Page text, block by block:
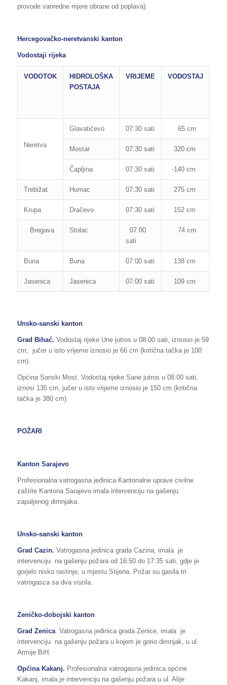
provode vanredne mjere obrane od poplava).
Hercegovačko-neretvanski kanton
Vodostaji rijeka
VODOTOK
HIDROLOŠKA
POSTAJA
VRIJEME VODOSTAJ
Neretva
Glavatičevo 07:30 sati 65 cm
Mostar 07:30 sati 320 cm
Čapljina 07:30 sati -140 cm
Trebižat Humac 07:30 sati 275 cm
Krupa Dračevo 07:30 sati 152 cm
Bregava Stolac
07:00
sati
74 cm
Buna Buna 07:00 sati 138 cm
Jasenica Jasenica 07:00 sati 109 cm
Unsko-sanski kanton
Grad Bihać. Vodostaj rijeke Une jutros u 08:00 sati, iznosio je 59
cm, jučer u isto vrijeme iznosio je 66 cm (kritična tačka je 100
cm).
Općina Sanski Most. Vodostaj rijeke Sane jutros u 08:00 sati,
iznosi 135 cm, jučer u isto vrijeme iznosio je 150 cm (kritična
tačka je 380 cm).
POŽARI
Kanton Sarajevo
Profesionalna vatrogasna jedinica Kantonalne uprave civilne
zaštite Kantona Sarajevo imala intervenciju na gašenju
zapaljenog dimnjaka.
Unsko-sanski kanton
Grad Cazin. Vatrogasna jedinica grada Cazina, imala je
intervenciju na gašenju požara od 16:50 do 17:35 sati, gdje je
gorjelo nisko rastinje, u mjestu Stijena. Požar su gasila tri
vatrogasca sa dva vozila.
Zeničko-dobojski kanton
Grad Zenica. Vatrogasna jedinica grada Zenice, imala je
intervenciju na gašenju požara u kojem je gorio dimnjak, u ul.
Armije BiH.
Općina Kakanj. Profesionalna vatrogasna jedinica općine
Kakanj, imala je intervenciju na gašenju požara u ul. Alije